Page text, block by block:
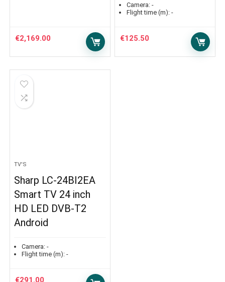
€2,169.00
Camera: -
Flight time (m): -
€125.50
TV'S
Sharp LC-24BI2EA
Smart TV 24 inch
HD LED DVB-T2
Android
Camera: -
Flight time (m): -
€291.00